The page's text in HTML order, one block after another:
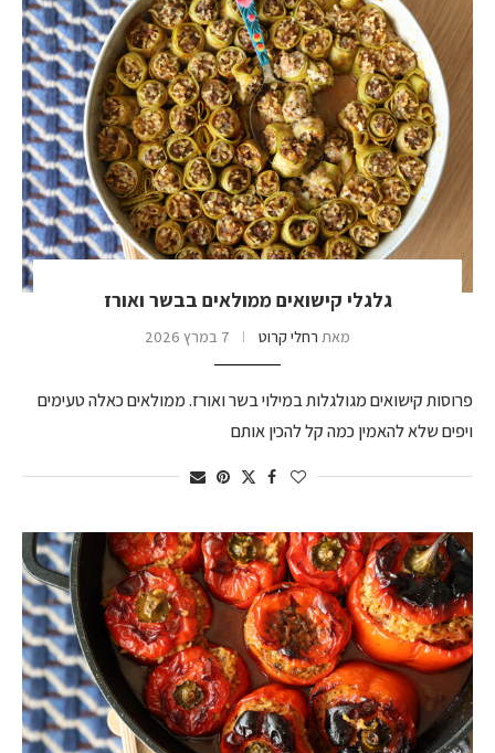
גלגלי קישואים ממולאים בבשר ואורז
מאת רחלי קרוט 7 במרץ 2026
פרוסות קישואים מגולגלות במילוי בשר ואורז. ממולאים כאלה טעימים
ויפים שלא להאמין כמה קל להכין אותם